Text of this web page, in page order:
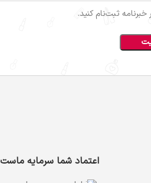
ثبت‌نام کنید.
اعتماد شما سرمایه ماست